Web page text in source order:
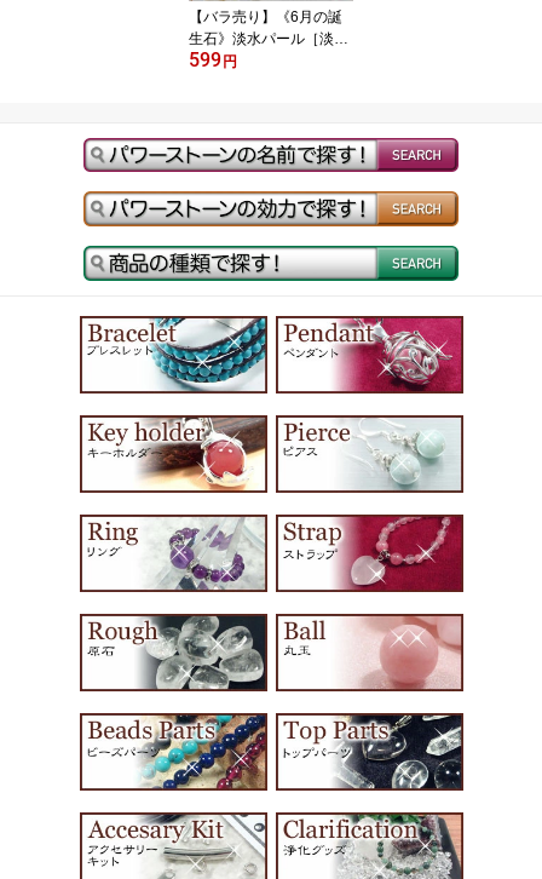
【バラ売り】《6月の誕
生石》淡水パール［淡水
真珠］～ホワイト～・丸
石・お守り・ハンドメイ
ド・手作り・パーツ・☆
清らかで気品に満ちた海
の宝石☆
599円